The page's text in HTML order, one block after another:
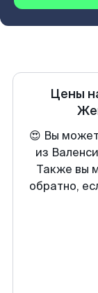
Цены
😍 Вы
из
Также вы
обратно,